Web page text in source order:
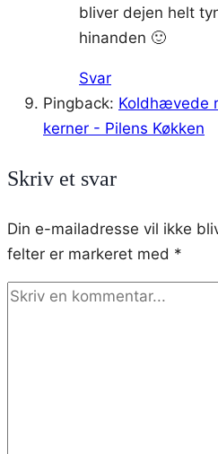
bliver dejen helt
hinanden 🙂
Svar
Pingback: Koldhævede
kerner - Pilens Køkken
Skriv et svar
Din e-mailadresse vil ikke
felter er markeret med *